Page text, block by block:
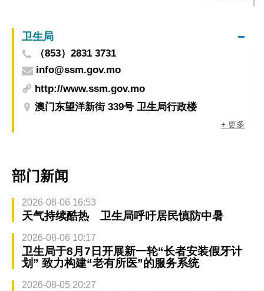
卫生局
（853）2831 3731
info@ssm.gov.mo
http://www.ssm.gov.mo
澳门东望洋新街 339号 卫生局行政楼
+ 更多
部门新闻
2026-08-06 16:53
天气持续酷热 卫生局呼吁居民慎防中暑
2026-08-06 10:17
卫生局于8月7日开展新一轮“长者安装假牙计
划” 致力构建“老有所医”的服务系统
2026-08-05 20:27